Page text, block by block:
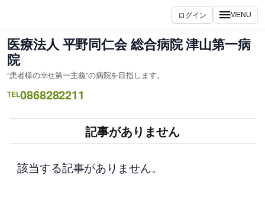
を
ス
キ
ッ
プ
ログイン MENU
医療法人 平野同仁会 総合病院 津山第一病
院
“患者様の幸せ第一主義”の病院を目指します。
TEL0868282211
記事がありません
該当する記事がありません。